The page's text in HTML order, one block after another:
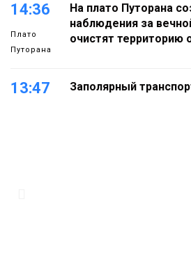
14:36
Плато
Путорана
На плато Путорана
наблюдения за
очистят территорию
13:47
Заполярный